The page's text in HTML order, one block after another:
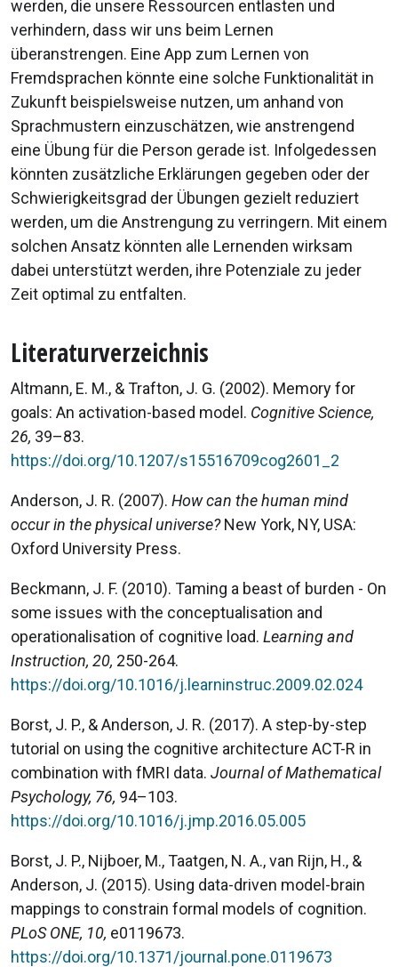
werden, die unsere Ressourcen entlasten und
verhindern, dass wir uns beim Lernen
überanstrengen. Eine App zum Lernen von
Fremdsprachen könnte eine solche Funktionalität in
Zukunft beispielsweise nutzen, um anhand von
Sprachmustern einzuschätzen, wie anstrengend
eine Übung für die Person gerade ist. Infolgedessen
könnten zusätzliche Erklärungen gegeben oder der
Schwierigkeitsgrad der Übungen gezielt reduziert
werden, um die Anstrengung zu verringern. Mit einem
solchen Ansatz könnten alle Lernenden wirksam
dabei unterstützt werden, ihre Potenziale zu jeder
Zeit optimal zu entfalten.
Literaturverzeichnis
Altmann, E. M., & Trafton, J. G. (2002). Memory for
goals: An activation-based model. Cognitive Science,
26, 39–83.
https://doi.org/10.1207/s15516709cog2601_2
Anderson, J. R. (2007). How can the human mind
occur in the physical universe?New York, NY, USA:
Oxford University Press.
Beckmann, J. F. (2010). Taming a beast of burden - On
some issues with the conceptualisation and
operationalisation of cognitive load. Learning and
Instruction, 20, 250-264.
https://doi.org/10.1016/j.learninstruc.2009.02.024
Borst, J. P., & Anderson, J. R. (2017). A step-by-step
tutorial on using the cognitive architecture ACT-R in
combination with fMRI data. Journal of Mathematical
Psychology, 76, 94–103.
https://doi.org/10.1016/j.jmp.2016.05.005
Borst, J. P., Nijboer, M., Taatgen, N. A., van Rijn, H., &
Anderson, J. (2015). Using data-driven model-brain
mappings to constrain formal models of cognition.
PLoS ONE, 10, e0119673.
https://doi.org/10.1371/journal.pone.0119673